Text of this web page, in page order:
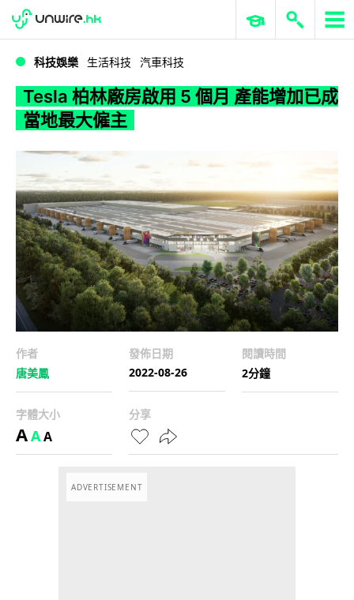
WWDC 2026 ERP 與商業 AI
科技娛樂 生活科技 汽車科技
Tesla 柏林廠房啟用 5 個月 產能增加已成
當地最大僱主
作者
唐美鳳
發佈日期
2022-08-26
閱讀時間
2分鐘
字體大小
AAA
分享
ADVERTISEMENT